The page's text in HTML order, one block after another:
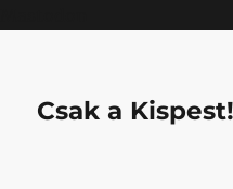
Csak a Kispest!